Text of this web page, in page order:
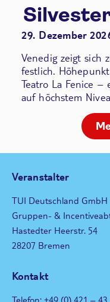
29. Dezember
Venedig zeigt sich
festlich.
Teatro La Fenice –
auf höchstem
Veranstalter
TUI Deutschland GmbH
Gruppen- &
Hastedter Heerstr. 54
28207 Bremen
Kontakt
Telefon: +49 (0) 421 – 43